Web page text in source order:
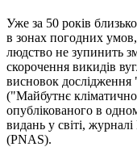
Уже за 50 років
в зонах погодних
людство не зупинить
скорочення викидів
висновок дослідження
("Майбутнє
опублікованого в
видань у світі,
(PNAS).